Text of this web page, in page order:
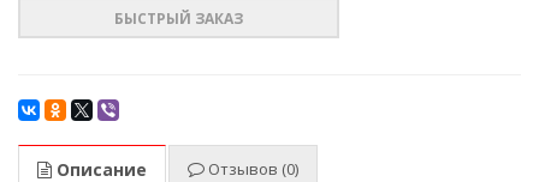
БЫСТРЫЙ ЗАКАЗ
Описание Отзывов (0)